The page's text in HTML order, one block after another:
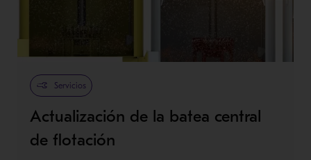
Servicios
Actualización de la batea central
de flotación